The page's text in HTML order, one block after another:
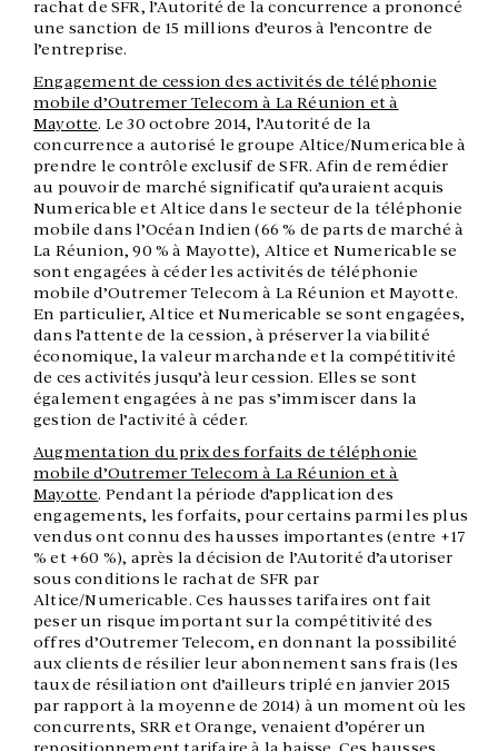
rachat de SFR, l’Autorité de la concurrence a prononcé
une sanction de 15 millions d’euros à l’encontre de
l’entreprise.
Engagement de cession des activités de téléphonie
mobile d’Outremer Telecom à La Réunion et à
Mayotte. Le 30 octobre 2014, l’Autorité de la
concurrence a autorisé le groupe Altice/Numericable à
prendre le contrôle exclusif de SFR. Afin de remédier
au pouvoir de marché significatif qu’auraient acquis
Numericable et Altice dans le secteur de la téléphonie
mobile dans l’Océan Indien (66 % de parts de marché à
La Réunion, 90 % à Mayotte), Altice et Numericable se
sont engagées à céder les activités de téléphonie
mobile d’Outremer Telecom à La Réunion et Mayotte.
En particulier, Altice et Numericable se sont engagées,
dans l’attente de la cession, à préserver la viabilité
économique, la valeur marchande et la compétitivité
de ces activités jusqu’à leur cession. Elles se sont
également engagées à ne pas s’immiscer dans la
gestion de l’activité à céder.
Augmentation du prix des forfaits de téléphonie
mobile d’Outremer Telecom à La Réunion et à
Mayotte. Pendant la période d’application des
engagements, les forfaits, pour certains parmi les plus
vendus ont connu des hausses importantes (entre +17
% et +60 %), après la décision de l’Autorité d’autoriser
sous conditions le rachat de SFR par
Altice/Numericable. Ces hausses tarifaires ont fait
peser un risque important sur la compétitivité des
offres d’Outremer Telecom, en donnant la possibilité
aux clients de résilier leur abonnement sans frais (les
taux de résiliation ont d’ailleurs triplé en janvier 2015
par rapport à la moyenne de 2014) à un moment où les
concurrents, SRR et Orange, venaient d’opérer un